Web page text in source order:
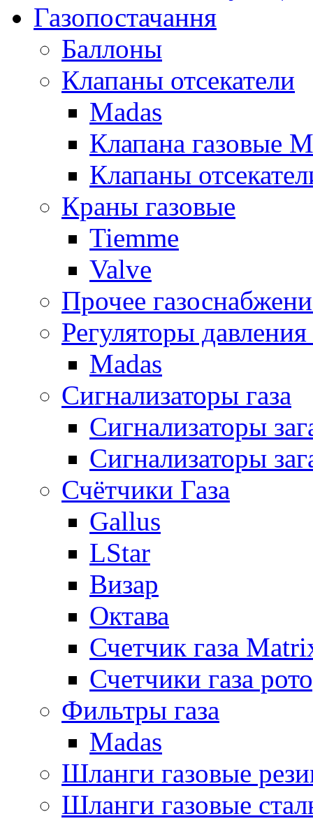
Газопостачання
Баллоны
Клапаны отсекатели
Madas
Клапана газовые
Клапаны
Краны газовые
Tiemme
Valve
Прочее
Регуляторы давления
Madas
Сигнализаторы газа
Сигнализаторы
Сигнализаторы
Счётчики Газа
Gallus
LStar
Визар
Октава
Счетчик газа
Счетчики газа
Фильтры газа
Madas
Шланги газовые
Шланги газовые